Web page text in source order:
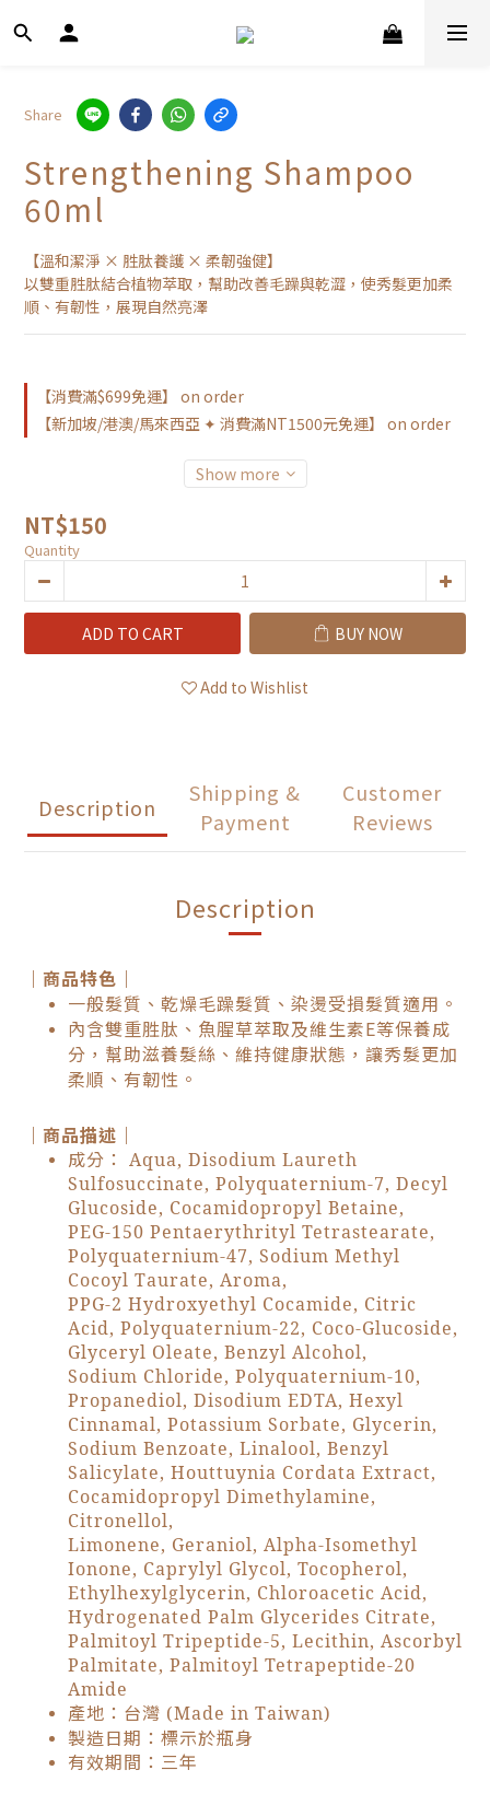
Share
Strengthening Shampoo
60ml
【溫和潔淨 × 胜肽養護 × 柔韌強健】
以雙重胜肽結合植物萃取，幫助改善毛躁與乾澀，使秀髮更加柔
順、有韌性，展現自然亮澤
【消費滿$699免運】 on order
【新加坡/港澳/馬來西亞 ✦ 消費滿NT1500元免運】 on order
Show more
NT$150
Quantity
ADD TO CART BUY NOW
Add to Wishlist
Description
Shipping &
Payment
Customer
Reviews
Description
｜商品特色｜
一般髮質、乾燥毛躁髮質、染燙受損髮質適用 。
內含雙重胜肽、魚腥草萃取及維生素E等保養成
分，幫助滋養髮絲、維持健康狀態，讓秀髮更加
柔順、有韌性。
｜商品描述｜
成分： Aqua, Disodium Laureth
Sulfosuccinate, Polyquaternium-7, Decyl
Glucoside, Cocamidopropyl Betaine,
PEG-150 Pentaerythrityl Tetrastearate,
Polyquaternium-47, Sodium Methyl
Cocoyl Taurate, Aroma,
PPG-2 Hydroxyethyl Cocamide, Citric
Acid, Polyquaternium-22, Coco-Glucoside,
Glyceryl Oleate, Benzyl Alcohol,
Sodium Chloride, Polyquaternium-10,
Propanediol, Disodium EDTA, Hexyl
Cinnamal, Potassium Sorbate, Glycerin,
Sodium Benzoate, Linalool, Benzyl
Salicylate, Houttuynia Cordata Extract,
Cocamidopropyl Dimethylamine,
Citronellol,
Limonene, Geraniol, Alpha-Isomethyl
Ionone, Caprylyl Glycol, Tocopherol,
Ethylhexylglycerin, Chloroacetic Acid,
Hydrogenated Palm Glycerides Citrate,
Palmitoyl Tripeptide-5, Lecithin, Ascorbyl
Palmitate, Palmitoyl Tetrapeptide-20
Amide
產地：台灣 (Made in Taiwan)
製造日期：標示於瓶身
有效期間：三年